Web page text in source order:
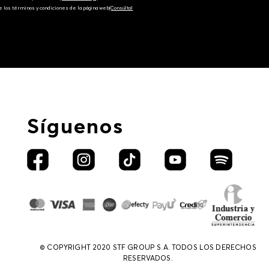
los términos y condiciones de la página web‎(Consúltal
Síguenos
© COPYRIGHT 2020 STF GROUP S.A. TODOS LOS DERECHOS
RESERVADOS.